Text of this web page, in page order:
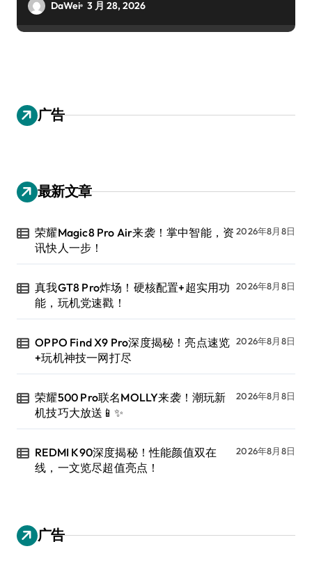
DaWei 3 月 28, 2026
广告
最新文章
荣耀Magic8 Pro Air来袭！掌中智能，资
讯快人一步！
2026年8月8日
真我GT8 Pro炸场！硬核配置+超实用功
能，玩机党速戳！
2026年8月8日
OPPO Find X9 Pro深度揭秘！亮点速览
+玩机神技一网打尽
2026年8月8日
荣耀500 Pro联名MOLLY来袭！潮玩新
机技巧大放送📱✨
2026年8月8日
REDMI K90深度揭秘！性能颜值双在
线，一文览尽超值亮点！
2026年8月8日
广告